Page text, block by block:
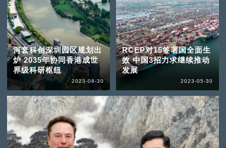
河套科创深圳园区规划出
炉 2035年协同香港成世
界级科研枢纽
2023-08-30
RCEP对15签署国全面生
效 中国3招力求继续推动
发展
2023-05-30